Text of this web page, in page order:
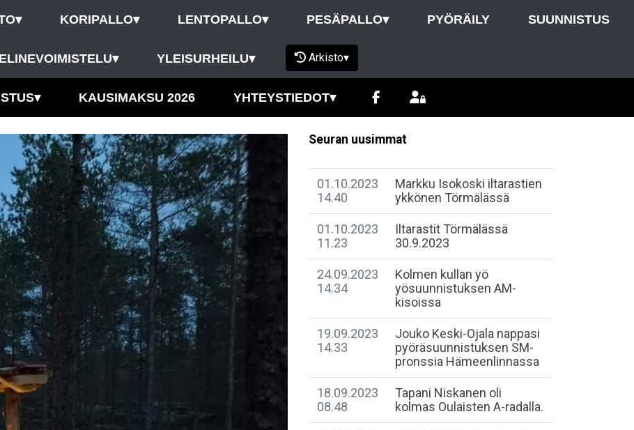
▾ KORIPALLO▾ LENTOPALLO▾ PESÄPALLO▾ PYÖRÄILY SUUNNISTUS
▾ YLEISURHEILU▾ Arkisto▾
▾ KAUSIMAKSU 2026 YHTEYSTIEDOT▾
Seuran uusimmat
01.10.2023
14.40
Markku Isokoski iltarastien
ykkönen Törmälässä
01.10.2023
11.23
Iltarastit Törmälässä
30.9.2023
24.09.2023
14.34
Kolmen kullan yö
yösuunnistuksen AM-
kisoissa
19.09.2023
14.33
Jouko Keski-Ojala nappasi
pyöräsuunnistuksen SM-
pronssia Hämeenlinnassa
18.09.2023
08.48
Tapani Niskanen oli
kolmas Oulaisten A-radalla.